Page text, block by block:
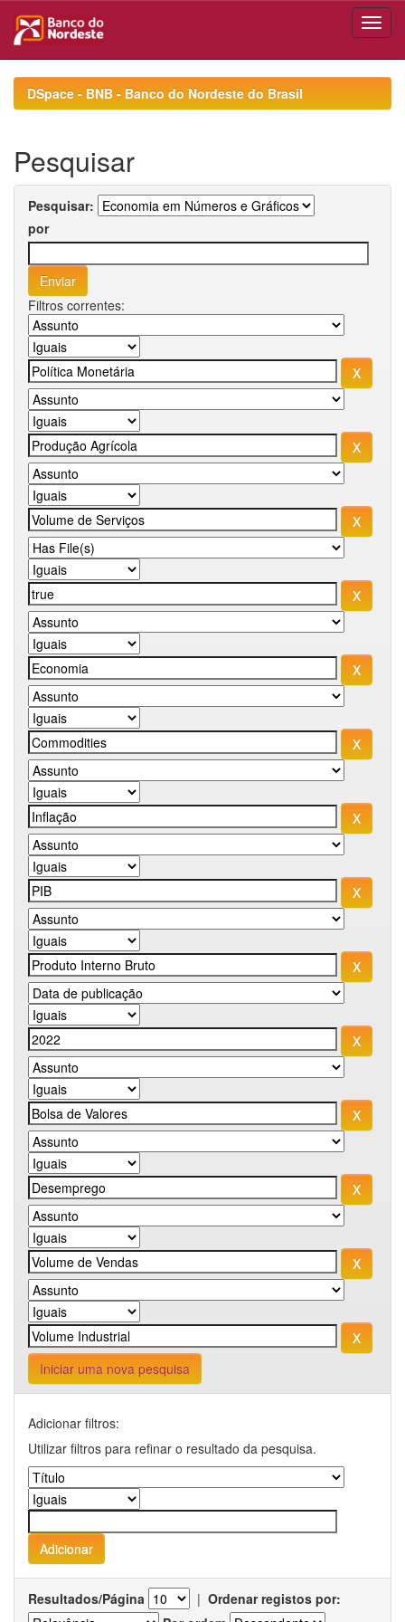
navigationDSpace - BNB - Banco do Nordeste do Brasil
Pesquisar
Pesquisar:
por
Filtros correntes:
Iniciar uma nova pesquisa
Adicionar filtros:
Utilizar filtros para refinar o resultado da pesquisa.
Resultados/Página | Ordenar registos por: